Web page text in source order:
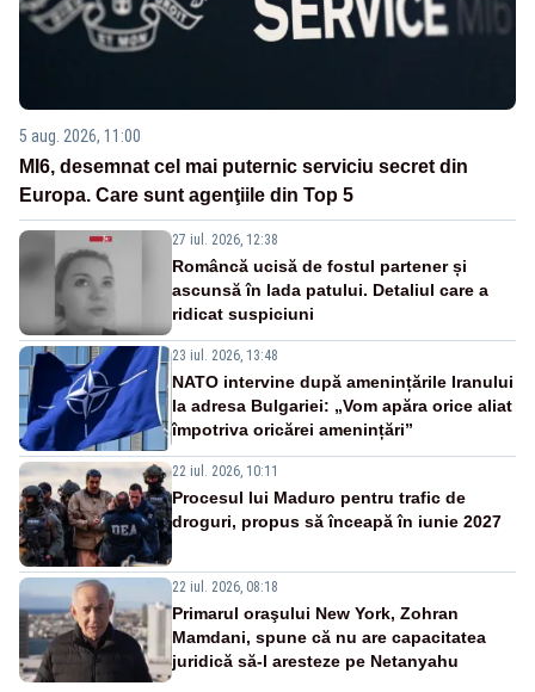
5 aug. 2026, 11:00
MI6, desemnat cel mai puternic serviciu secret din
Europa. Care sunt agenţiile din Top 5
27 iul. 2026, 12:38
Româncă ucisă de fostul partener și
ascunsă în lada patului. Detaliul care a
ridicat suspiciuni
23 iul. 2026, 13:48
NATO intervine după amenințările Iranului
la adresa Bulgariei: „Vom apăra orice aliat
împotriva oricărei amenințări”
22 iul. 2026, 10:11
Procesul lui Maduro pentru trafic de
droguri, propus să înceapă în iunie 2027
22 iul. 2026, 08:18
Primarul oraşului New York, Zohran
Mamdani, spune că nu are capacitatea
juridică să-l aresteze pe Netanyahu